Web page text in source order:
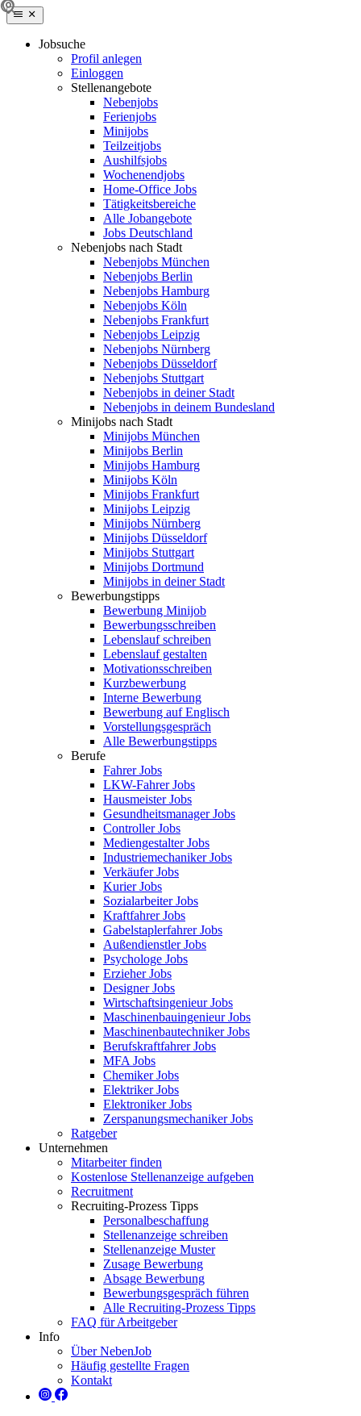
Jobsuche
Profil anlegen
Einloggen
Stellenangebote
Nebenjobs
Ferienjobs
Minijobs
Teilzeitjobs
Aushilfsjobs
Wochenendjobs
Home-Office Jobs
Tätigkeitsbereiche
Alle Jobangebote
Jobs Deutschland
Nebenjobs nach Stadt
Nebenjobs München
Nebenjobs Berlin
Nebenjobs Hamburg
Nebenjobs Köln
Nebenjobs Frankfurt
Nebenjobs Leipzig
Nebenjobs Nürnberg
Nebenjobs Düsseldorf
Nebenjobs Stuttgart
Nebenjobs in deiner Stadt
Nebenjobs in deinem Bundesland
Minijobs nach Stadt
Minijobs München
Minijobs Berlin
Minijobs Hamburg
Minijobs Köln
Minijobs Frankfurt
Minijobs Leipzig
Minijobs Nürnberg
Minijobs Düsseldorf
Minijobs Stuttgart
Minijobs Dortmund
Minijobs in deiner Stadt
Bewerbungstipps
Bewerbung Minijob
Bewerbungsschreiben
Lebenslauf schreiben
Lebenslauf gestalten
Motivationsschreiben
Kurzbewerbung
Interne Bewerbung
Bewerbung auf Englisch
Vorstellungsgespräch
Alle Bewerbungstipps
Berufe
Fahrer Jobs
LKW-Fahrer Jobs
Hausmeister Jobs
Gesundheitsmanager Jobs
Controller Jobs
Mediengestalter Jobs
Industriemechaniker Jobs
Verkäufer Jobs
Kurier Jobs
Sozialarbeiter Jobs
Kraftfahrer Jobs
Gabelstaplerfahrer Jobs
Außendienstler Jobs
Psychologe Jobs
Erzieher Jobs
Designer Jobs
Wirtschaftsingenieur Jobs
Maschinenbauingenieur Jobs
Maschinenbautechniker Jobs
Berufskraftfahrer Jobs
MFA Jobs
Chemiker Jobs
Elektriker Jobs
Elektroniker Jobs
Zerspanungsmechaniker Jobs
Ratgeber
Unternehmen
Mitarbeiter finden
Kostenlose Stellenanzeige aufgeben
Recruitment
Recruiting-Prozess Tipps
Personalbeschaffung
Stellenanzeige schreiben
Stellenanzeige Muster
Zusage Bewerbung
Absage Bewerbung
Bewerbungsgespräch führen
Alle Recruiting-Prozess Tipps
FAQ für Arbeitgeber
Info
Über NebenJob
Häufig gestellte Fragen
Kontakt